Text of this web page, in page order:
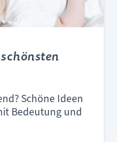
Schöne Ideen
Bedeutung und